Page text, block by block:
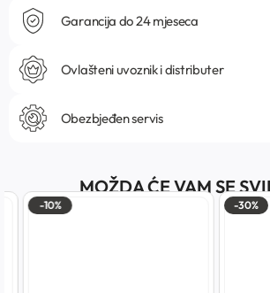
Garancija do 24 mjeseca
Ovlašteni uvoznik i distributer
Obezbjeđen servis
MOŽDA ĆE VAM SE
-10% -30%